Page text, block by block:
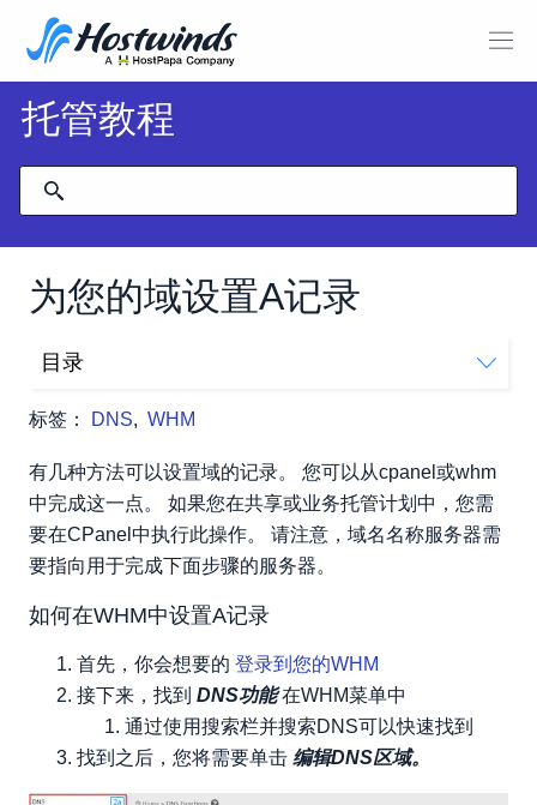
托管教程
为您的域设置A记录
标签： DNS, WHM
目录
如何在cPanel中设置A记录
有几种方法可以设置域的记录。 您可以从cpanel或whm
中完成这一点。 如果您在共享或业务托管计划中，您需
要在CPanel中执行此操作。 请注意，域名名称服务器需
要指向用于完成下面步骤的服务器。
如何在WHM中设置A记录
首先，你会想要的 登录到您的WHM
接下来，找到 DNS功能在WHM菜单中
通过使用搜索栏并搜索DNS可以快速找到
找到之后，您将需要单击 编辑DNS区域。